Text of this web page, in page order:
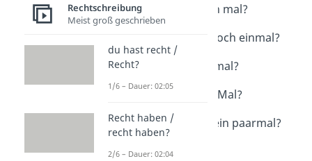
nochmal oder noch mal?
Dauer: 01:45
nocheinmal oder noch einmal?
Dauer: 01:05
schonmal / schon mal?
zweimal oder zwei Mal?
ein paar Mal oder ein paarmal?
Dauer: 01:09
Rechtschreibung
Meist groß geschrieben
du hast recht /
Recht?
1/6 – Dauer: 02:05
Recht haben /
recht haben?
2/6 – Dauer: 02:04